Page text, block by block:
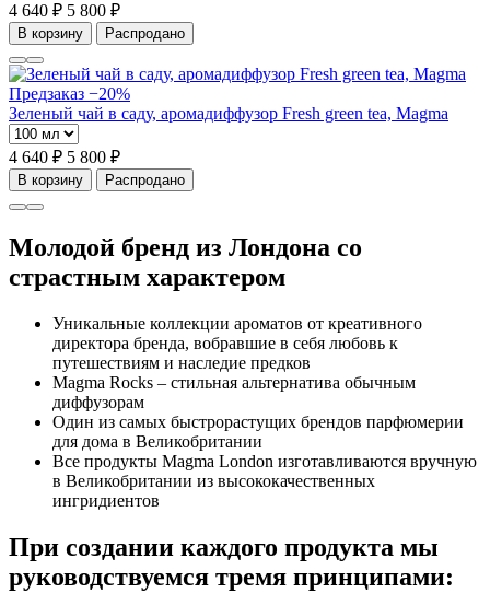
4 640 ₽ 5 800 ₽
В корзину Распродано
Предзаказ −20%
Зеленый чай в саду, аромадиффузор Fresh green tea, Magma
4 640 ₽ 5 800 ₽
В корзину Распродано
Молодой бренд из Лондона со
страстным характером
Уникальные коллекции ароматов от креативного
директора бренда, вобравшие в себя любовь к
путешествиям и наследие предков
Magma Rocks – стильная альтернатива обычным
диффузорам
Один из самых быстрорастущих брендов парфюмерии
для дома в Великобритании
Все продукты Magma London изготавливаются вручную
в Великобритании из высококачественных
ингридиентов
При создании каждого продукта мы
руководствуемся тремя принципами: